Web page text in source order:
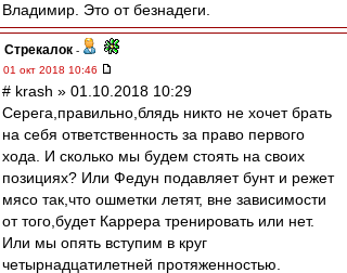
Владимир. Это от безнадеги.
Стрекалок -
01 окт 2018 10:46
# krash » 01.10.2018 10:29
Серега,правильно,блядь никто не хочет брать
на себя ответственность за право первого
хода. И сколько мы будем стоять на своих
позициях? Или Федун подавляет бунт и режет
мясо так,что ошметки летят, вне зависимости
от того,будет Каррера тренировать или нет.
Или мы опять вступим в круг
четырнадцатилетней протяженностью.